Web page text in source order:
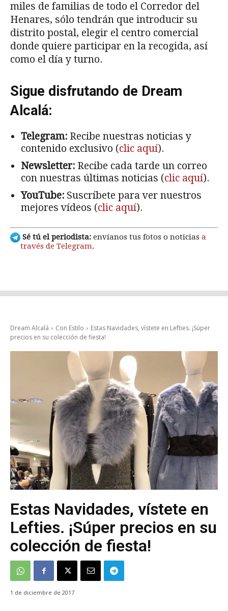
miles de familias de todo el Corredor del
Henares, sólo tendrán que introducir su
distrito postal, elegir el centro comercial
donde quiere participar en la recogida, así
como el día y turno.
Sigue disfrutando de Dream
Alcalá:
Telegram: Recibe nuestras noticias y
contenido exclusivo (clic aquí).
Newsletter: Recibe cada tarde un correo
con nuestras últimas noticias (clic aquí).
YouTube: Suscríbete para ver nuestros
mejores vídeos (clic aquí).
Sé tú el periodista: envíanos tus fotos o noticias a
través de Telegram.